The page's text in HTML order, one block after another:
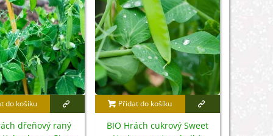
do košíku
dřeňový raný
Přidat do košíku
BIO Hrách cukrový Sweet